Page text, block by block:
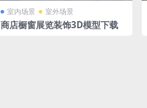
室内场景 室外场景
商店橱窗展览装饰3D模型下载